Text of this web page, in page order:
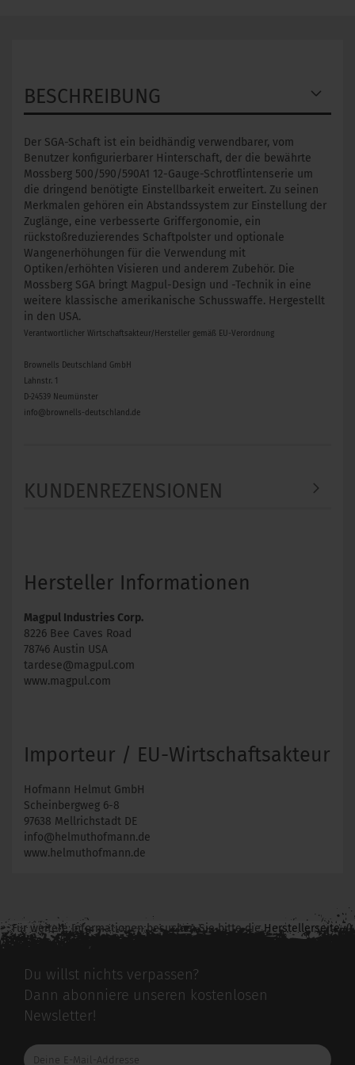
BESCHREIBUNG
Der SGA-Schaft ist ein beidhändig verwendbarer, vom
Benutzer konfigurierbarer Hinterschaft, der die bewährte
Mossberg 500/590/590A1 12-Gauge-Schrotflintenserie um
die dringend benötigte Einstellbarkeit erweitert. Zu seinen
Merkmalen gehören ein Abstandssystem zur Einstellung der
Zuglänge, eine verbesserte Griffergonomie, ein
rückstoßreduzierendes Schaftpolster und optionale
Wangenerhöhungen für die Verwendung mit
Optiken/erhöhten Visieren und anderem Zubehör. Die
Mossberg SGA bringt Magpul-Design und -Technik in eine
weitere klassische amerikanische Schusswaffe. Hergestellt
in den USA.
Verantwortlicher Wirtschaftsakteur/Hersteller gemäß EU-Verordnung
Brownells Deutschland GmbH
Lahnstr. 1
D-24539 Neumünster
info@brownells-deutschland.de
KUNDENREZENSIONEN
Hersteller Informationen
Magpul Industries Corp.
8226 Bee Caves Road
78746 Austin USA
tardese@magpul.com
www.magpul.com
Importeur / EU-Wirtschaftsakteur
Hofmann Helmut GmbH
Scheinbergweg 6-8
97638 Mellrichstadt DE
info@helmuthofmann.de
www.helmuthofmann.de
Für weitere Informationen besuchen Sie bitte dieHerstellerseite
zu diesem Artikel.
Du willst nichts verpassen?
Dann abonniere unseren kostenlosen
Newsletter!
Deine